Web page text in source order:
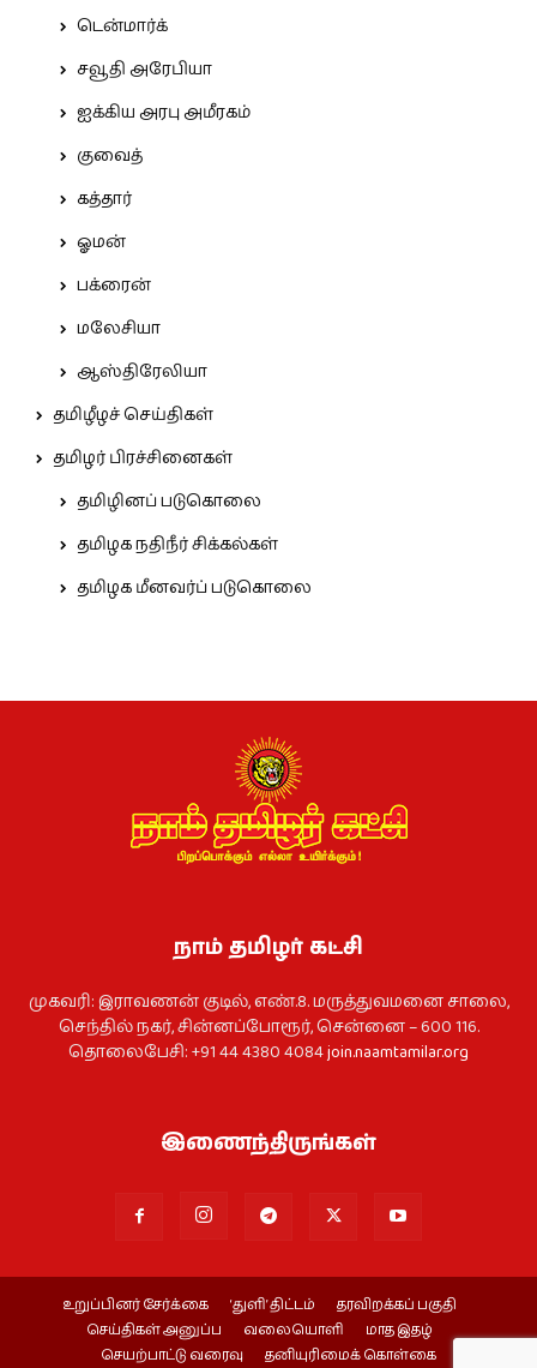
டென்மார்க்
சவூதி அரேபியா
ஐக்கிய அரபு அமீரகம்
குவைத்
கத்தார்
ஓமன்
பக்ரைன்
மலேசியா
ஆஸ்திரேலியா
தமிழீழச் செய்திகள்
தமிழர் பிரச்சினைகள்
தமிழினப் படுகொலை
தமிழக நதிநீர் சிக்கல்கள்
தமிழக மீனவர்ப் படுகொலை
நாம் தமிழர் கட்சி
முகவரி: இராவணன் குடில், எண்.8. மருத்துவமனை சாலை,
செந்தில் நகர், சின்னப்போரூர், சென்னை – 600 116.
தொலைபேசி: +91 44 4380 4084join.naamtamilar.org
இணைந்திருங்கள்
உறுப்பினர் சேர்க்கை ‘துளி’ திட்டம்
தரவிறக்கப் பகுதி
செய்திகள் அனுப்ப
வலையொளி
மாத இதழ்
செயற்பாட்டு வரைவு
தனியுரிமைக் கொள்கை